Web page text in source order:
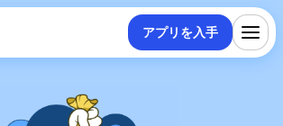
アプリを入手